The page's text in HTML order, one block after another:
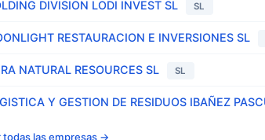
DIVISION LODI INVEST SL SL
RESTAURACION E INVERSIONES SL
NATURAL RESOURCES SL SL
Y GESTION DE RESIDUOS IBAÑEZ
todas las empresas →